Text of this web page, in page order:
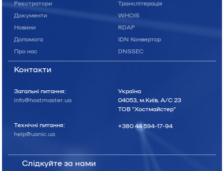
Реєстратори
Документи
Новини
Допомога
Про нас
Транслітерація
WHOIS
RDAP
IDN Конвертор
DNSSEC
Контакти
Загальні питання:
info@hostmaster.ua
Технічні питання:
help@uanic.ua
Україна
04053, м.Київ, А/С 23
ТОВ "Хостмайстер"
+380 44 594-17-94
Слідкуйте за нами